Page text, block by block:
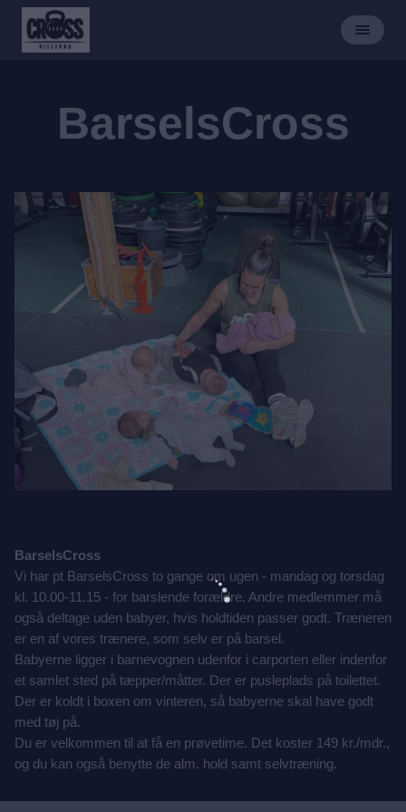
BarselsCross
BarselsCross
Vi har pt BarselsCross to gange om ugen - mandag og torsdag
kl. 10.00-11.15 - for barslende forældre. Andre medlemmer må
også deltage uden babyer, hvis holdtiden passer godt. Træneren
er en af vores trænere, som selv er på barsel.
Babyerne ligger i barnevognen udenfor i carporten eller indenfor
et samlet sted på tæpper/måtter. Der er pusleplads på toilettet.
Der er koldt i boxen om vinteren, så babyerne skal have godt
med tøj på.
Du er velkommen til at få en prøvetime. Det koster 149 kr./mdr.,
og du kan også benytte de alm. hold samt selvtræning.